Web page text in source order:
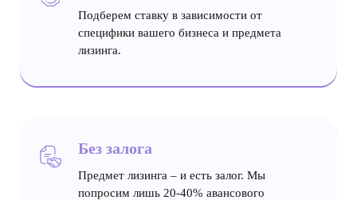
Подберем ставку в зависимости от
специфики вашего бизнеса и предмета
лизинга.
Без залога
Предмет лизинга – и есть залог. Мы
попросим лишь 20-40% авансового